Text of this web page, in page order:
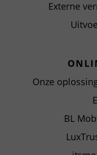
Externe
Onze
BL